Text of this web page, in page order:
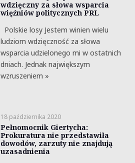
wdzięczny za słowa wsparcia
więźniów politycznych PRL
Polskie losy Jestem winien wielu
ludziom wdzięczność za słowa
wsparcia udzielonego mi w ostatnich
dniach. Jednak największym
wzruszeniem »
18 października 2020
Pełnomocnik Giertycha:
Prokuratura nie przedstawiła
dowodów, zarzuty nie znajdują
uzasadnienia